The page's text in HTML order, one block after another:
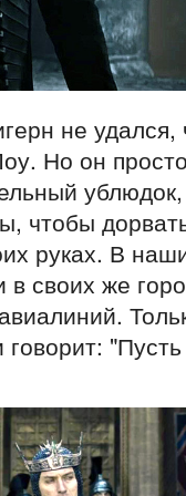
не
Но он
ублюдок,
чтобы
руках. В
своих же